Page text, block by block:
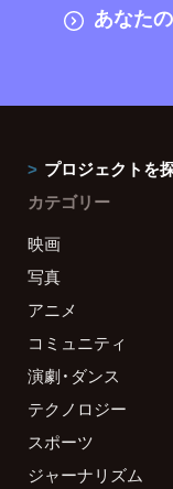
あなた
プロジェクトを
カテゴリー
映画
写真
アニメ
コミュニティ
演劇・ダンス
テクノロジー
スポーツ
ジャーナリズム